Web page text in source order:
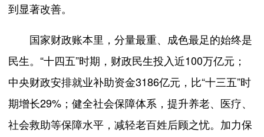
到显著改善。
国家财政账本里，分量最重、成色最足的始终是
民生。“十四五”时期，财政民生投入近100万亿元；
中央财政安排就业补助资金3186亿元，比“十三五”时
期增长29%；健全社会保障体系，提升养老、医疗、
社会救助等保障水平，减轻老百姓后顾之忧。加力保